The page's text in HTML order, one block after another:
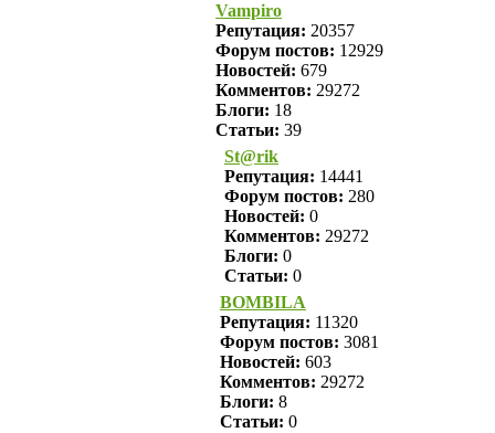
Vampiro
Репутация: 20357
Форум постов: 12929
Новостей: 679
Комментов: 29272
Блоги: 18
Статьи: 39
St@rik
Репутация: 14441
Форум постов: 280
Новостей: 0
Комментов: 29272
Блоги: 0
Статьи: 0
BOMBILA
Репутация: 11320
Форум постов: 3081
Новостей: 603
Комментов: 29272
Блоги: 8
Статьи: 0